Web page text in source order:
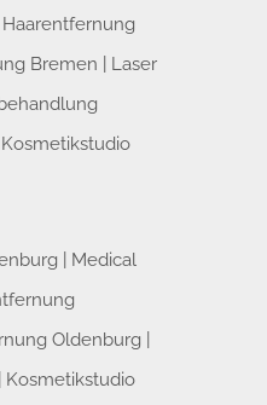
Haarentfernung
Bremen
Laser
Kosmetikstudio
Medical
Oldenburg
Kosmetikstudio